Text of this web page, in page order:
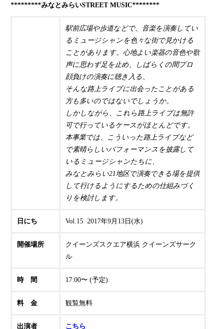
*********みなとみらいSTREET MUSIC********
駅前広場や歩道などで、音楽を演奏してい
るミュージシャンを色々な街で見かける
ことがあります。心地よい楽器の音色や歌
声に思わず足を止め、しばらくの間プロ
顔負けの演奏に聴き入る、
そんな路上ライブに出会ったことがある
方も多いのではないでしょうか。
しかしながら、これら路上ライブは無許
可で行っているケースがほとんどです。
本事業では、こういった路上ライブなど
で素晴らしいパフォーマンスを披露して
いるミュージシャンたちに、
みなとみらい21地区で演奏できる場を提供
して行けるようにするための仕組みづく
りを検討します。
日にち Vol.15 2017年9月13日(水)
開催場所
クイーンズスクエア横浜 クイーンズサーク
ル
時 間 17:00〜 (予定)
料 金 観覧無料
出演者 こちら